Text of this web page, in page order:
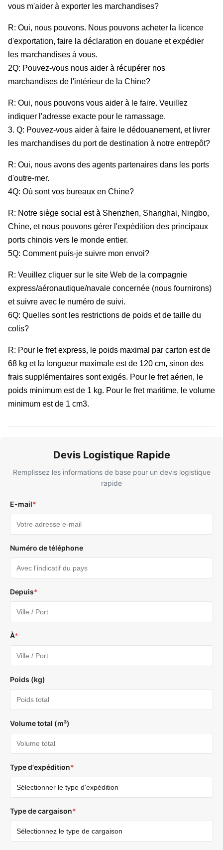
vous m'aider à exporter les marchandises?
R: Oui, nous pouvons. Nous pouvons acheter la licence
d'exportation, faire la déclaration en douane et expédier
les marchandises à vous.
2Q: Pouvez-vous nous aider à récupérer nos
marchandises de l'intérieur de la Chine?
R: Oui, nous pouvons vous aider à le faire. Veuillez
indiquer l'adresse exacte pour le ramassage.
3. Q: Pouvez-vous aider à faire le dédouanement, et livrer
les marchandises du port de destination à notre entrepôt?
R: Oui, nous avons des agents partenaires dans les ports
d'outre-mer.
4Q: Où sont vos bureaux en Chine?
R: Notre siège social est à Shenzhen, Shanghai, Ningbo,
Chine, et nous pouvons gérer l'expédition des principaux
ports chinois vers le monde entier.
5Q: Comment puis-je suivre mon envoi?
R: Veuillez cliquer sur le site Web de la compagnie
express/aéronautique/navale concernée (nous fournirons)
et suivre avec le numéro de suivi.
6Q: Quelles sont les restrictions de poids et de taille du
colis?
R: Pour le fret express, le poids maximal par carton est de
68 kg et la longueur maximale est de 120 cm, sinon des
frais supplémentaires sont exigés. Pour le fret aérien, le
poids minimum est de 1 kg. Pour le fret maritime, le volume
minimum est de 1 cm3.
Devis Logistique Rapide
Remplissez les informations de base pour un devis logistique
rapide
E-mail*
Numéro de téléphone
Depuis*
À*
Poids (kg)
Volume total (m³)
Type d'expédition*
Type de cargaison*